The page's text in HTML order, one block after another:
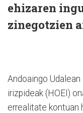
ehizaren
zinegotzien
Andoaingo
irizpideak (HOEI)
errealitate kontuan